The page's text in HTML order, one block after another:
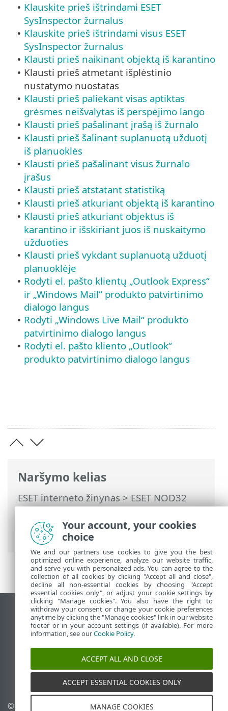
Naršymo kelias
ESET interneto žinynas>ESET NOD32
Antivirus>Išplėstinis nustatymas>
Pranešimai>Interaktyvūs įspėjimai>
Patvirtinimo pranešimai
• Klauskite prieš ištrindami ESET
SysInspector žurnalus
• Klauskite prieš ištrindami visus ESET
SysInspector žurnalus
• Klausti prieš naikinant objektą iš karantino
• Klausti prieš atmetant išplėstinio
nustatymo nuostatas
• Klausti prieš paliekant visas aptiktas
grėsmes neišvalytas iš perspėjimo lango
• Klausti prieš pašalinant įrašą iš žurnalo
• Klausti prieš šalinant suplanuotą užduotį
iš planuoklės
• Klausti prieš pašalinant visus žurnalo
įrašus
• Klausti prieš atstatant statistiką
• Klausti prieš atkuriant objektą iš karantino
• Klausti prieš atkuriant objektus iš
karantino ir išskiriant juos iš nuskaitymo
užduoties
• Klausti prieš vykdant suplanuotą užduotį
planuoklėje
• Rodyti el. pašto klientų „Outlook Express“
ir „Windows Mail“ produkto patvirtinimo
dialogo langus
• Rodyti „Windows Live Mail“ produkto
patvirtinimo dialogo langus
• Rodyti el. pašto kliento „Outlook“
produkto patvirtinimo dialogo langus
Rodyti darbalaukio tinklavietę
End of Life
ESET žinių bazė
ESET forumas
ESET Status Portal
Palaikymas regione
© 1992 - 2025 ESET, spol. s
Your account, your cookies
choice
We and our partners use cookies to give you the best
optimized online experience, analyze our website traffic,
and serve you with personalized ads. You can agree to the
collection of all cookies by clicking "Accept all and close",
decline all non-essential cookies by choosing "Accept
essential cookies only", or adjust your cookie settings by
clicking "Manage cookies". You also have the right to
withdraw your consent or change your cookie preferences
anytime by clicking the "Manage cookies" link in our website
footer or in your account settings (if available). For more
information, see ourCookie Policy.
ACCEPT ALL AND CLOSE
ACCEPT ESSENTIAL COOKIES ONLY
MANAGE COOKIES